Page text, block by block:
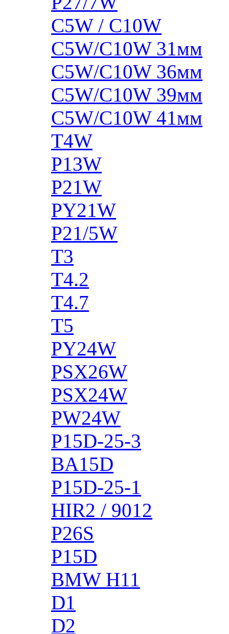
C5W / C10W
C5W/C10W 31мм
C5W/C10W 36мм
C5W/C10W 39мм
C5W/C10W 41мм
T4W
P13W
P21W
PY21W
P21/5W
T3
T4.2
T4.7
T5
PY24W
PSX26W
PSX24W
PW24W
P15D-25-3
BA15D
P15D-25-1
HIR2 / 9012
P26S
P15D
BMW H11
D1
D2